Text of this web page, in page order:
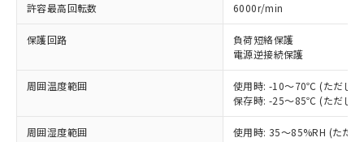
許容最高回転数 6000r/min
保護回路
負荷短絡保護
電源逆接続保護
周囲温度範囲
使用時: -10～70℃ (ただし
保存時: -25～85℃ (ただし
周囲湿度範囲
使用時: 35～85%RH (ただ
以下の条件をお読みいただき、同意のうえ
ご利用ください。
本サービスは、当社制御機器事業取扱
商品の当社在庫状況および標準価格
(税抜)を提供させていただくもので
対応予定なし：EU RoHS指令（10物質）の
定はありません。
調査・確認中：EU RoHS指令（10物質）の
非含有の対応状況を調査中または確認中の
非該当品：ライセンス料など無形物で、有
害物質有無と関係のない商品です。
※1 中国RoHS○×表
「○」：最大均質材料含有率が中国RoHSの
基準値以下であることを示します。